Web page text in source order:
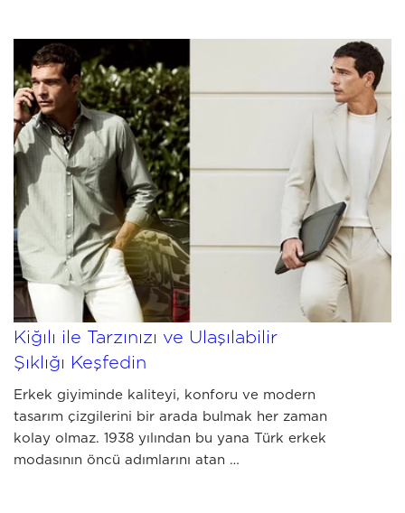
JULY 03 2026
Erkek Modasında Zamansız Çizgi:
Kiğılı ile Tarzınızı ve Ulaşılabilir
Şıklığı Keşfedin
Erkek giyiminde kaliteyi, konforu ve modern
tasarım çizgilerini bir arada bulmak her zaman
kolay olmaz. 1938 yılından bu yana Türk erkek
modasının öncü adımlarını atan …